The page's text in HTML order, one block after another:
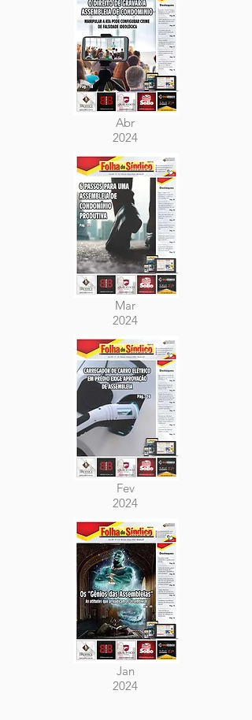
Abr
2024
Mar
2024
Fev
2024
Jan
2024